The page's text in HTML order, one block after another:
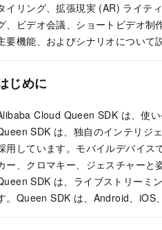
イリング、拡張現実 (AR) ライテ
、ビデオ会議、ショートビデオ制
要機能、およびシナリオについて
じめに
Cloud Queen SDK は、使
SDK は、独自のインテリジ
用しています。モバイルデバイス
ー、クロマキー、ジェスチャーと
SDK は、ライブストリーミ
。 Queen SDK は、Android、iOS